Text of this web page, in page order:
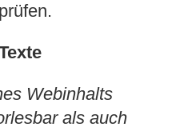
Webinhalts
als auch